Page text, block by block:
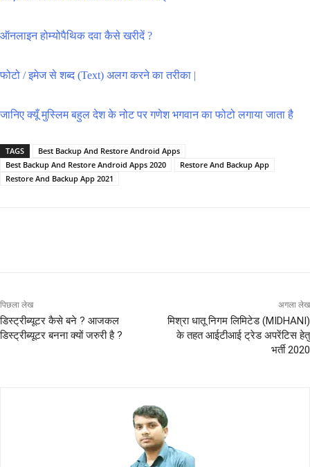
ऑनलाइन होम्योपैथिक दवा कैसे खरीदें ?
फोटो / इमेज से शब्द (Text) अलग करने का तरीका |
जानिए क्यूँ मुस्लिम बहुल देश के नोट पर गणेश भगवान का फोटो लगाया जाता है
TAGS
Best Backup And Restore Android Apps
Best Backup And Restore Android Apps 2020
Restore And Backup App
Restore And Backup App 2021
पिछला लेख
डिस्ट्रीब्यूटर कैसे बने ? आजकल
डिस्ट्रीब्यूटर बनना क्यों जरुरी है ?
अगला लेख
मिश्रा धातू निगम लिमिटेड (MIDHANI)
के तहत आईटीआई ट्रेड अपरेंटिस हेतु
भर्ती 2020